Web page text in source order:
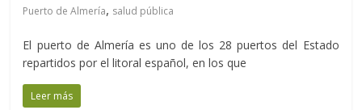
Puerto de Almería, salud pública
El puerto de Almería es uno de los 28 puertos del Estado
repartidos por el litoral español, en los que
Leer más